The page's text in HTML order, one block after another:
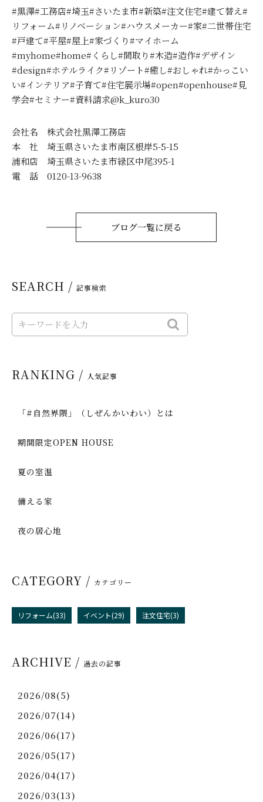
#黒澤#工務店#埼玉#さいたま市#新築#注文住宅#建て替え#
リフォーム#リノベーション#ハウスメーカー#家#二世帯住宅
#戸建て#平屋#屋上#家づくり#マイホーム
#myhome#home#くらし#間取り#木造#造作#デザイン
#design#ホテルライク#リゾート#癒し#おしゃれ#かっこい
い#インテリア#子育て#住宅展示場#open#openhouse#見
学会#セミナー#資料請求@k_kuro30
会社名 株式会社黒澤工務店
本 社 埼玉県さいたま市南区根岸5-5-15
浦和店 埼玉県さいたま市緑区中尾395-1
電 話 0120-13-9638
ブログ一覧に戻る
SEARCH / 記事検索
RANKING / 人気記事
「#自然界隈」（しぜんかいわい）とは
期間限定OPEN HOUSE
夏の室温
備える家
夜の居心地
CATEGORY / カテゴリー
リフォーム(33) イベント(29) 注文住宅(3)
ARCHIVE / 過去の記事
2026/08(5)
2026/07(14)
2026/06(17)
2026/05(17)
2026/04(17)
2026/03(13)